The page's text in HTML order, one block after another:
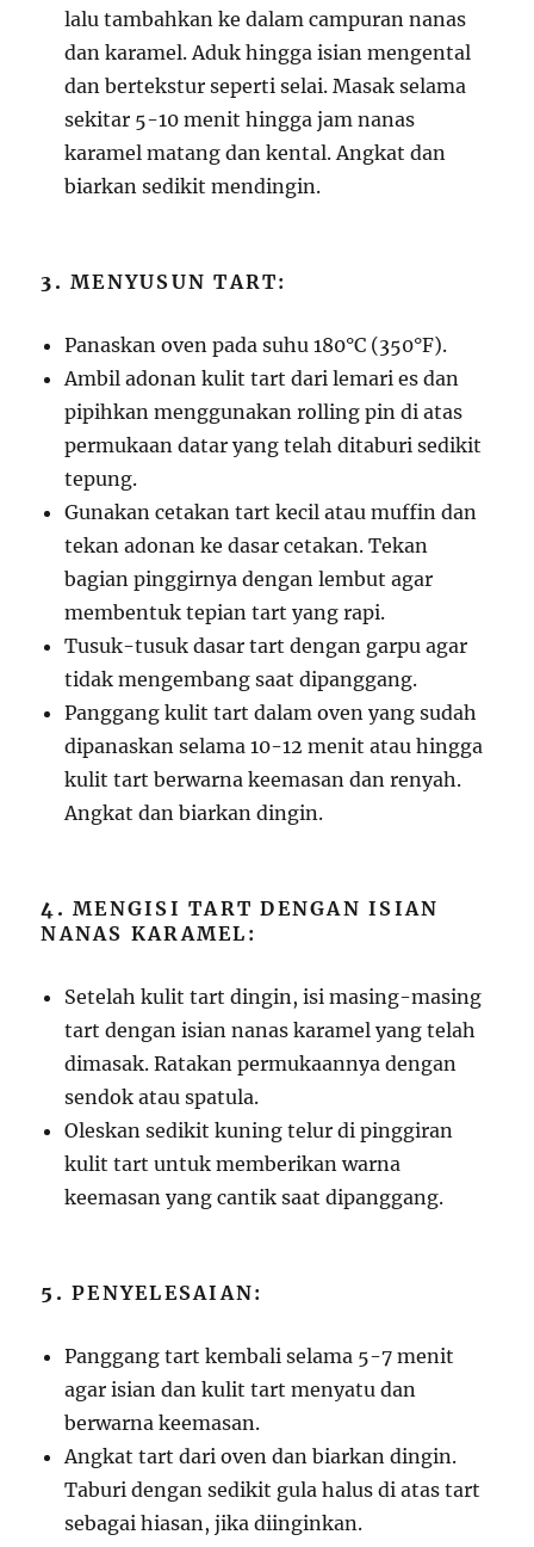
lalu tambahkan ke dalam campuran nanas
dan karamel. Aduk hingga isian mengental
dan bertekstur seperti selai. Masak selama
sekitar 5-10 menit hingga jam nanas
karamel matang dan kental. Angkat dan
biarkan sedikit mendingin.
3.MENYUSUN TART:
Panaskan oven pada suhu 180°C (350°F).
Ambil adonan kulit tart dari lemari es dan
pipihkan menggunakan rolling pin di atas
permukaan datar yang telah ditaburi sedikit
tepung.
Gunakan cetakan tart kecil atau muffin dan
tekan adonan ke dasar cetakan. Tekan
bagian pinggirnya dengan lembut agar
membentuk tepian tart yang rapi.
Tusuk-tusuk dasar tart dengan garpu agar
tidak mengembang saat dipanggang.
Panggang kulit tart dalam oven yang sudah
dipanaskan selama 10-12 menit atau hingga
kulit tart berwarna keemasan dan renyah.
Angkat dan biarkan dingin.
4.MENGISI TART DENGAN ISIAN
NANAS KARAMEL:
Setelah kulit tart dingin, isi masing-masing
tart dengan isian nanas karamel yang telah
dimasak. Ratakan permukaannya dengan
sendok atau spatula.
Oleskan sedikit kuning telur di pinggiran
kulit tart untuk memberikan warna
keemasan yang cantik saat dipanggang.
5.PENYELESAIAN:
Panggang tart kembali selama 5-7 menit
agar isian dan kulit tart menyatu dan
berwarna keemasan.
Angkat tart dari oven dan biarkan dingin.
Taburi dengan sedikit gula halus di atas tart
sebagai hiasan, jika diinginkan.